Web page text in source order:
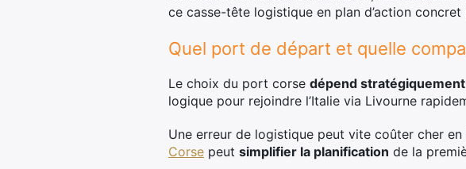
ce casse-tête logistique en plan d’action
Quel port de départ et quelle
Le choix du port corse dépend
logique pour rejoindre l’Italie via Livourne
Une erreur de logistique peut vite coûter cher
Corse peut simplifier la planification de la